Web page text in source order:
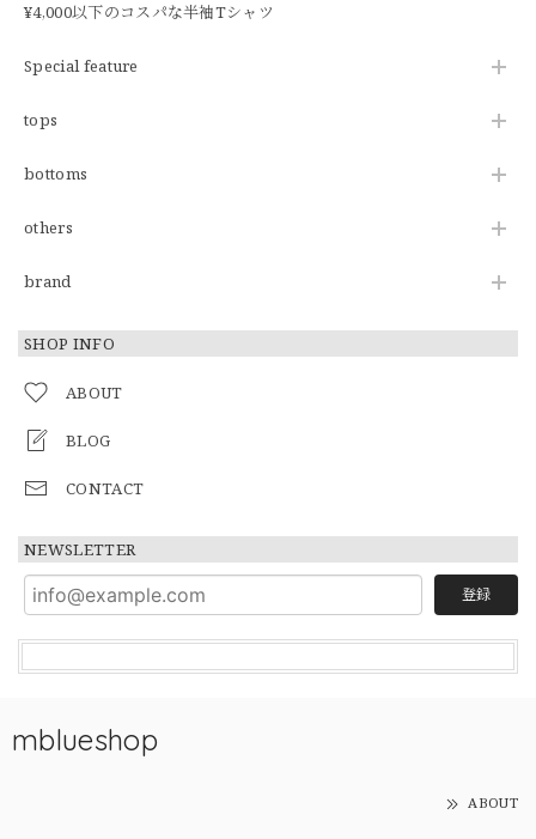
¥4,000以下のコスパな半袖Tシャツ
Special feature
tops
bottoms
others
brand
SHOP INFO
ABOUT
BLOG
CONTACT
NEWSLETTER
登録
mblueshop
ABOUT